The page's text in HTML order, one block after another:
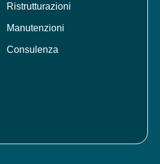
Ristrutturazioni
Manutenzioni
Consulenza